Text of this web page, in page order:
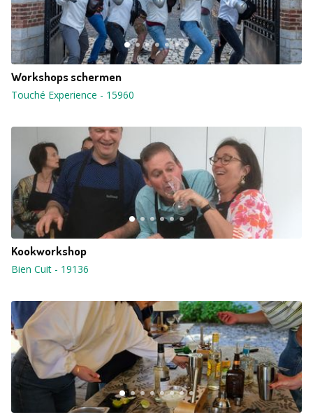
Workshops schermen
Touché Experience - 15960
Kookworkshop
Bien Cuit - 19136